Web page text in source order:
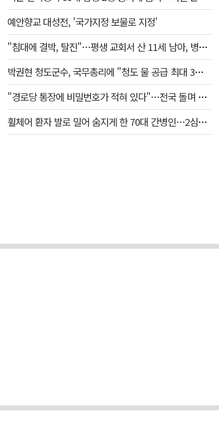
예안향교 대성전, '국가지정 보물로 지정'
"침대에 결박, 탈진"…평생 교회서 산 11세 남아, 병원 이송 끝 숨져
박권현 청도군수, 국무총리에 "청도 물 공급 최대 3만t 늘려달라"
"경로당 통장에 비밀번호가 적혀 있다"…전국 돌며 경로당 13곳 턴 30대 구속
휠체어 환자 발로 밀어 숨지게 한 70대 간병인…2심도 집행유예